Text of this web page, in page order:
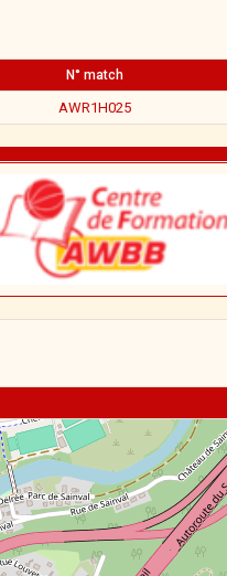
N° match
AWR1H025